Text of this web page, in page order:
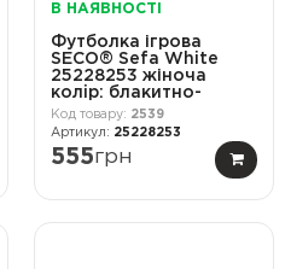
В НАЯВНОСТІ
Футболка ігрова
SECO® Sefa White
25228253 жіноча
колiр: блакитно-
жовтий
2539
25228253
555грн